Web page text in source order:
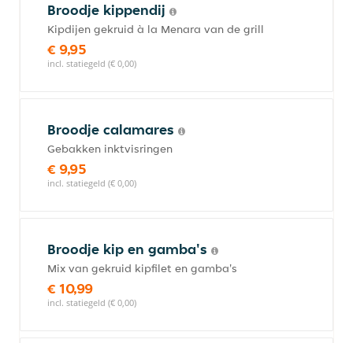
Broodje kippendij
Kipdijen gekruid à la Menara van de grill
€ 9,95
incl. statiegeld (€ 0,00)
Broodje calamares
Gebakken inktvisringen
€ 9,95
incl. statiegeld (€ 0,00)
Broodje kip en gamba's
Mix van gekruid kipfilet en gamba's
€ 10,99
incl. statiegeld (€ 0,00)